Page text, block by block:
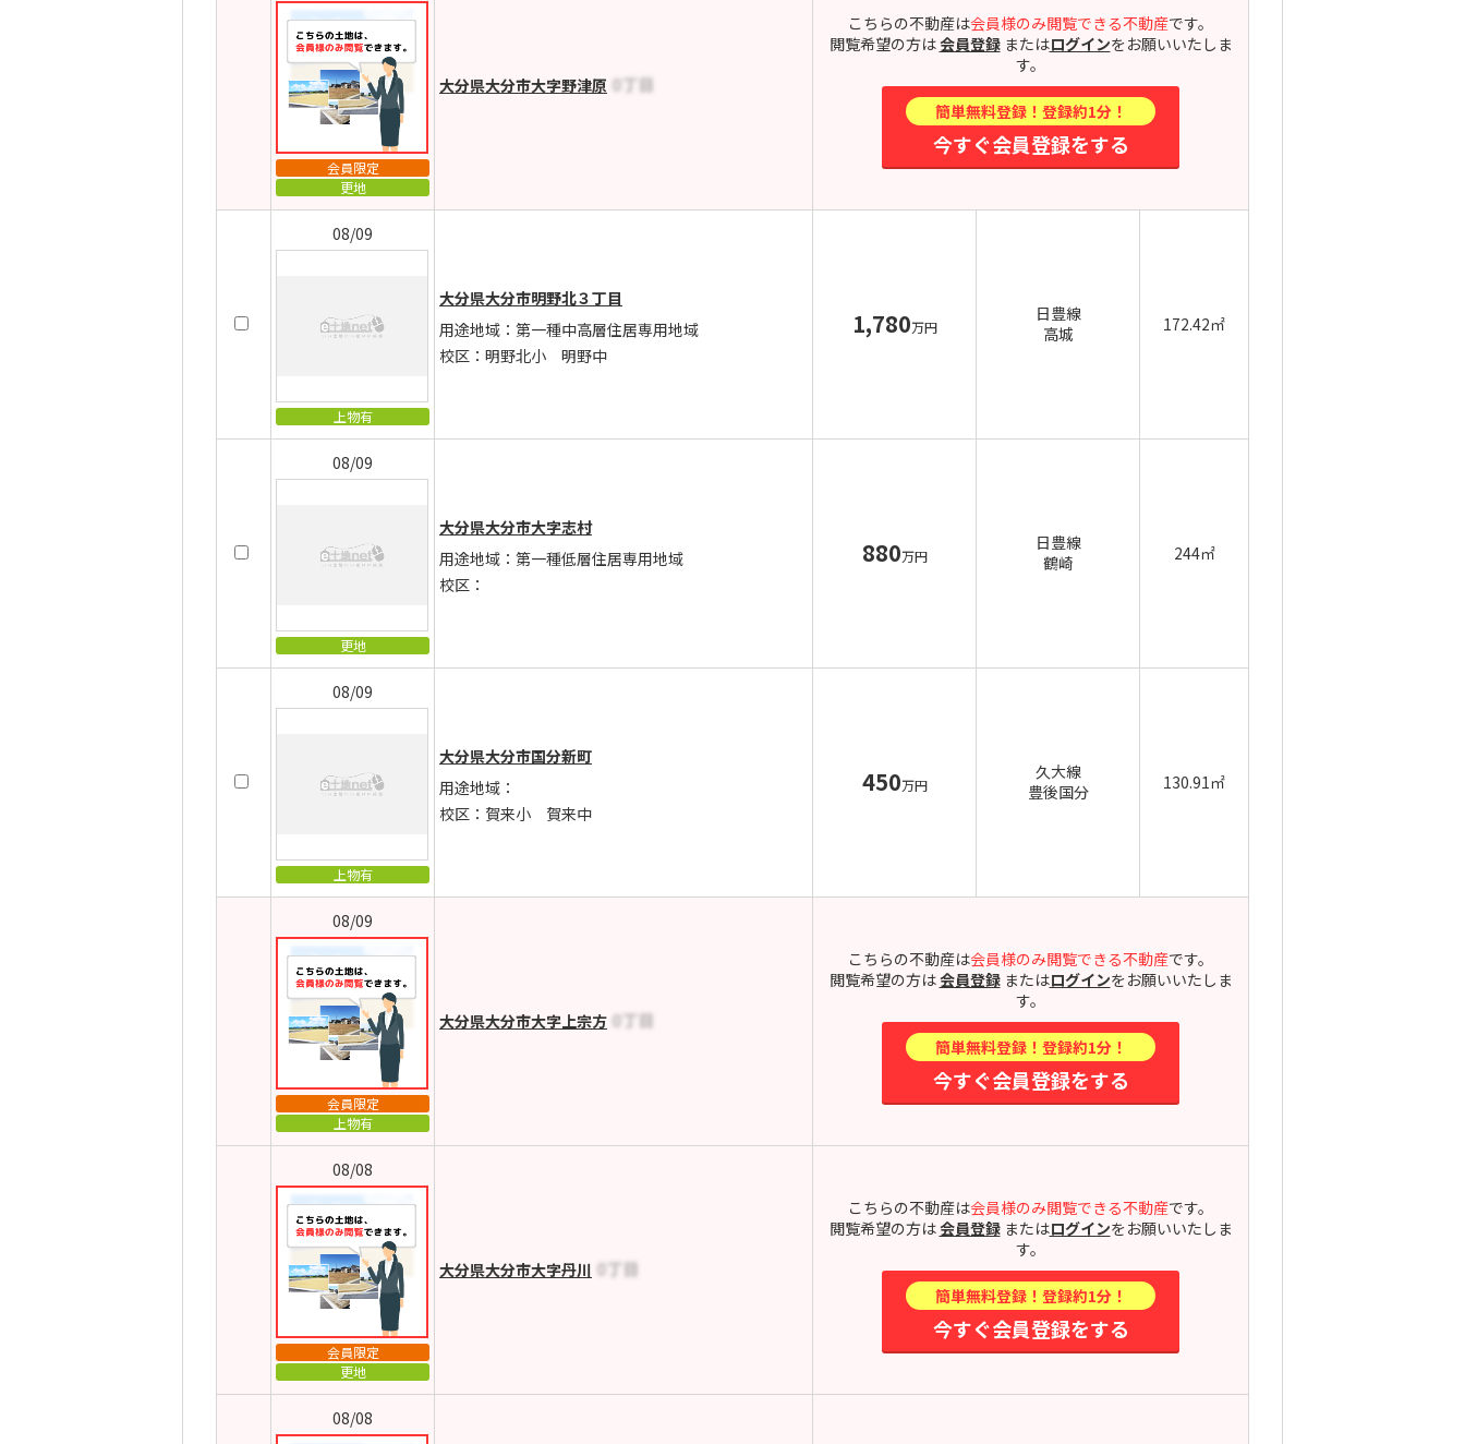
会員限定
更地
大分県大分市大字野津原
こちらの不動産は会員様のみ閲覧できる不動産です。
閲覧希望の方は会員登録またはログインをお願いいたしま
す。
簡単無料登録！登録約1分！
今すぐ会員登録をする
08/09
上物有
大分県大分市明野北３丁目
用途地域：第一種中高層住居専用地域
校区：明野北小 明野中
1,780万円
日豊線
高城
172.42㎡
08/09
更地
大分県大分市大字志村
用途地域：第一種低層住居専用地域
校区：
880万円
日豊線
鶴崎
244㎡
08/09
上物有
大分県大分市国分新町
用途地域：
校区：賀来小 賀来中
450万円
久大線
豊後国分
130.91㎡
08/09
会員限定
上物有
大分県大分市大字上宗方
こちらの不動産は会員様のみ閲覧できる不動産です。
閲覧希望の方は会員登録またはログインをお願いいたしま
す。
簡単無料登録！登録約1分！
今すぐ会員登録をする
08/08
会員限定
更地
大分県大分市大字丹川
こちらの不動産は会員様のみ閲覧できる不動産です。
閲覧希望の方は会員登録またはログインをお願いいたしま
す。
簡単無料登録！登録約1分！
今すぐ会員登録をする
08/08